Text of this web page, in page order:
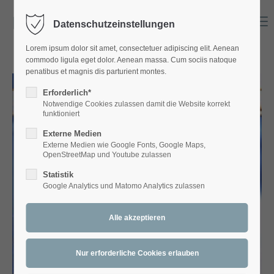
Login
Benutzername
Passwort
Anmelden
Support
Lorem ipsum dolor sit amet:
Datenschutzeinstellungen
Lorem ipsum dolor sit amet, consectetuer adipiscing elit. Aenean
commodo ligula eget dolor. Aenean massa. Cum sociis natoque
penatibus et magnis dis parturient montes.
Erforderlich*
Notwendige Cookies zulassen damit die Website korrekt
funktioniert
Externe Medien
Externe Medien wie Google Fonts, Google Maps,
OpenStreetMap und Youtube zulassen
Statistik
Google Analytics und Matomo Analytics zulassen